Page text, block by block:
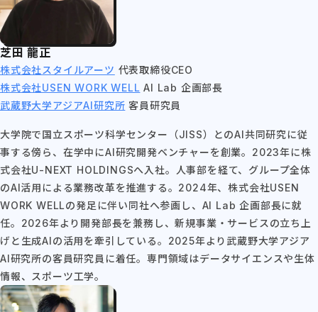
芝田 龍正
株式会社スタイルアーツ 代表取締役CEO
株式会社USEN WORK WELL AI Lab 企画部長
武蔵野大学アジアAI研究所 客員研究員
大学院で国立スポーツ科学センター（JISS）とのAI共同研究に従
事する傍ら、在学中にAI研究開発ベンチャーを創業。2023年に株
式会社U-NEXT HOLDINGSへ入社。人事部を経て、グループ全体
のAI活用による業務改革を推進する。2024年、株式会社USEN
WORK WELLの発足に伴い同社へ参画し、AI Lab 企画部長に就
任。2026年より開発部長を兼務し、新規事業・サービスの立ち上
げと生成AIの活用を牽引している。2025年より武蔵野大学アジア
AI研究所の客員研究員に着任。専門領域はデータサイエンスや生体
情報、スポーツ工学。